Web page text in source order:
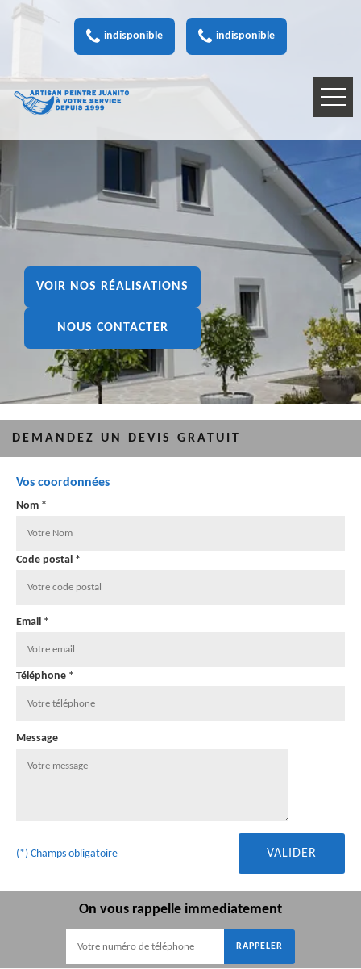
indisponible indisponible
VOIR NOS RÉALISATIONS
NOUS CONTACTER
DEMANDEZ UN DEVIS GRATUIT
Vos coordonnées
Nom *
Code postal *
Email *
Téléphone *
Message
(*) Champs obligatoire
On vous rappelle immediatement